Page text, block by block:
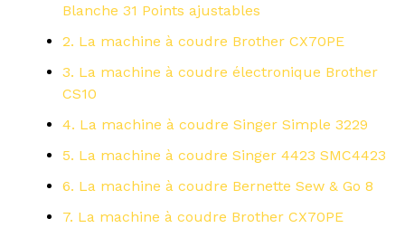
Blanche 31 Points ajustables
2. La machine à coudre Brother CX70PE
3. La machine à coudre électronique Brother
CS10
4. La machine à coudre Singer Simple 3229
5. La machine à coudre Singer 4423 SMC4423
6. La machine à coudre Bernette Sew & Go 8
7. La machine à coudre Brother CX70PE